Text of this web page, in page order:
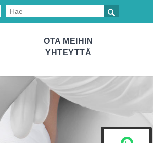

OTA MEIHIN
YHTEYTTÄ